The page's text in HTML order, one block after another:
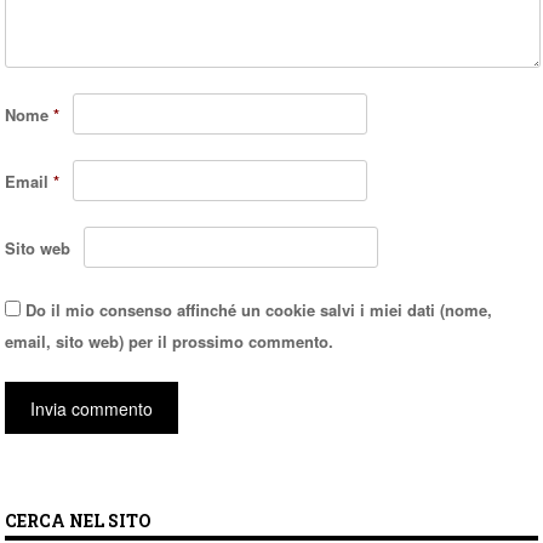
Nome*
Email*
Sito web
Do il mio consenso affinché un cookie salvi i miei dati (nome,
email, sito web) per il prossimo commento.
CERCA NEL SITO